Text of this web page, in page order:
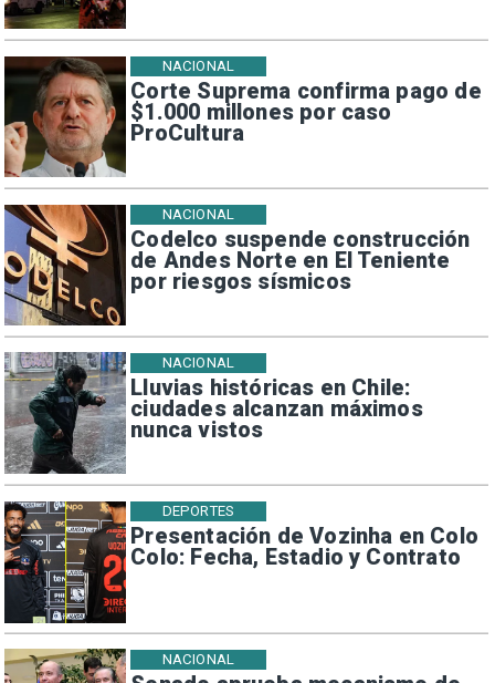
Corte Suprema confirma pago de
$1.000 millones por caso
ProCultura
NACIONAL
Codelco suspende construcción
de Andes Norte en El Teniente
por riesgos sísmicos
NACIONAL
Lluvias históricas en Chile:
ciudades alcanzan máximos
nunca vistos
NACIONAL
Presentación de Vozinha en Colo
Colo: Fecha, Estadio y Contrato
DEPORTES
NACIONAL